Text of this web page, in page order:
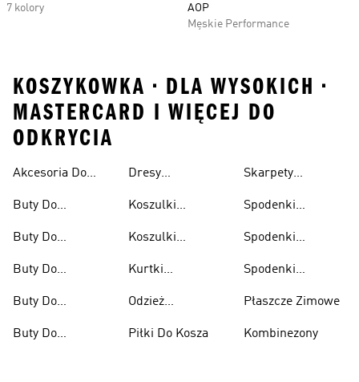
7 kolory
AOP
Męskie Performance
KOSZYKOWKA • DLA WYSOKICH •
MASTERCARD I WIĘCEJ DO
ODKRYCIA
Akcesoria Do
Buty Do
Buty Do
Damskie
Buty Do
Dzieci
Buty Do
Męskie
Buty Do
Wyprzedaż
Dresy
Koszulki
Koszulki
Dzieci
Kurtki
Odzież
Piłki Do Kosza
Skarpety
Spodenki
Spodenki
Damskie
Spodenki
Męskie
Płaszcze Zimowe
Kombinezony